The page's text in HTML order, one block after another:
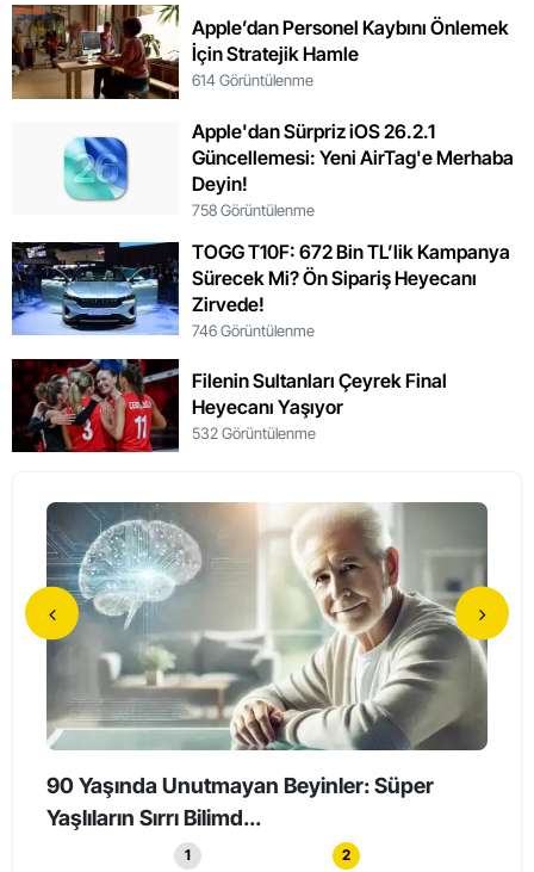
Apple’dan Personel Kaybını Önlemek
İçin Stratejik Hamle
614 Görüntülenme
Apple'dan Sürpriz iOS 26.2.1
Güncellemesi: Yeni AirTag'e Merhaba
Deyin!
758 Görüntülenme
TOGG T10F: 672 Bin TL’lik Kampanya
Sürecek Mi? Ön Sipariş Heyecanı
Zirvede!
746 Görüntülenme
Filenin Sultanları Çeyrek Final
Heyecanı Yaşıyor
532 Görüntülenme
90 Yaşında Unutmayan Beyinler: Süper
Yaşlıların Sırrı Bilimd...
1 2